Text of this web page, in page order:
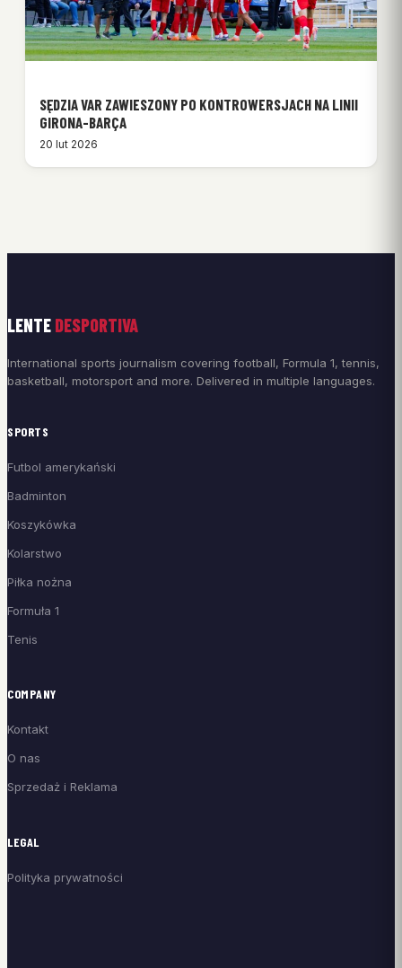
SĘDZIA VAR ZAWIESZONY PO KONTROWERSJACH NA LINII
GIRONA-BARÇA
20 lut 2026
LENTE DESPORTIVA
International sports journalism covering football, Formula 1, tennis,
basketball, motorsport and more. Delivered in multiple languages.
SPORTS
Futbol amerykański
Badminton
Koszykówka
Kolarstwo
Piłka nożna
Formuła 1
Tenis
COMPANY
Kontakt
O nas
Sprzedaż i Reklama
LEGAL
Polityka prywatności